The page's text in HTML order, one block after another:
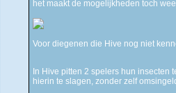
het maakt de mogelijkheden toch
Voor diegenen die Hive nog niet
In Hive pitten 2 spelers hun insecten
hierin te slagen, zonder zelf